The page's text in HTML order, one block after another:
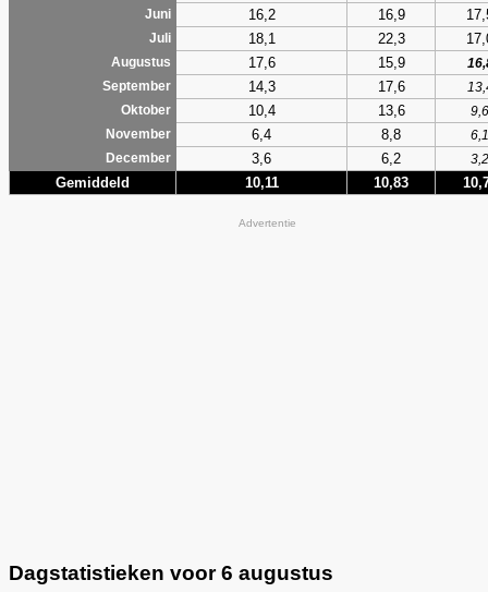
Juni 16,2 16,9
Juli 18,1 22,3
Augustus 17,6 15,9
September
14,3 17,6
Oktober
10,4 13,6
9,6
November
6,4 8,8
6,1
December
3,6 6,2 3,2
Gemiddeld 10,11 10,83
Advertentie
Dagstatistieken voor 6 augustus